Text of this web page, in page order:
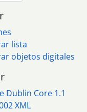
lista
objetos digitales
Dublin Core 1.1
XML